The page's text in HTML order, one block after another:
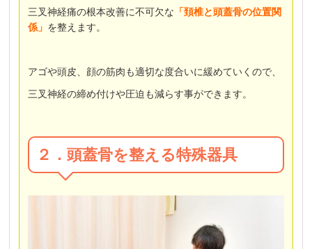
三叉神経痛の根本改善に不可欠な 「頚椎と頭蓋骨の位置関
係」 を整えます。
アゴや頭皮、顔の筋肉も適切な度合いに緩めていくので、
三叉神経の締め付けや圧迫も減らす事ができます。
２．頭蓋骨を整える特殊器具